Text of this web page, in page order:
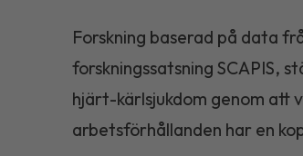
Forskning baserad på data
forskningssatsning SCAPIS,
hjärt-kärlsjukdom genom att
arbetsförhållanden har en